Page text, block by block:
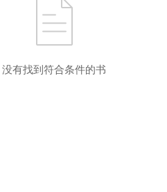
没有找到符合条件的书